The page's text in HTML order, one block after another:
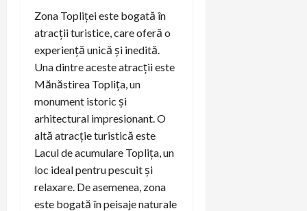
Zona Topliței este bogată în
atracții turistice, care oferă o
experiență unică și inedită.
Una dintre aceste atracții este
Mănăstirea Toplița, un
monument istoric și
arhitectural impresionant. O
altă atracție turistică este
Lacul de acumulare Toplița, un
loc ideal pentru pescuit și
relaxare. De asemenea, zona
este bogată în peisaje naturale